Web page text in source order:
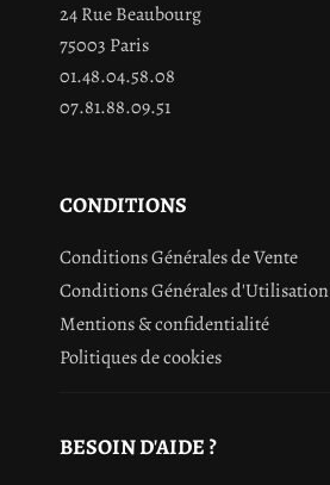
24 Rue Beaubourg
75003 Paris
01.48.04.58.08
07.81.88.09.51
CONDITIONS
Conditions Générales de Vente
Conditions Générales d'Utilisation
Mentions & confidentialité
Politiques de cookies
BESOIN D'AIDE ?